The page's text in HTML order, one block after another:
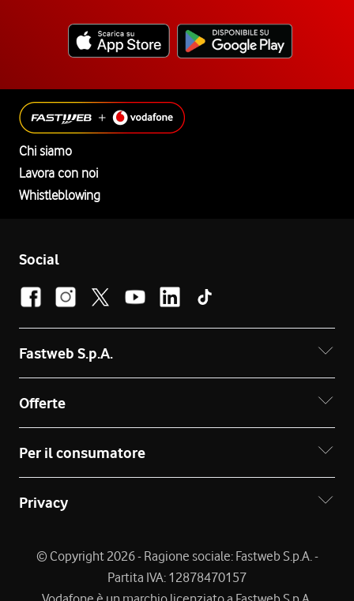
Chi siamo
Lavora con noi
Whistleblowing
Social
Fastweb S.p.A.
Offerte
Per il consumatore
Privacy
© Copyright 2026 - Ragione sociale: Fastweb S.p.A. -
Partita IVA: 12878470157